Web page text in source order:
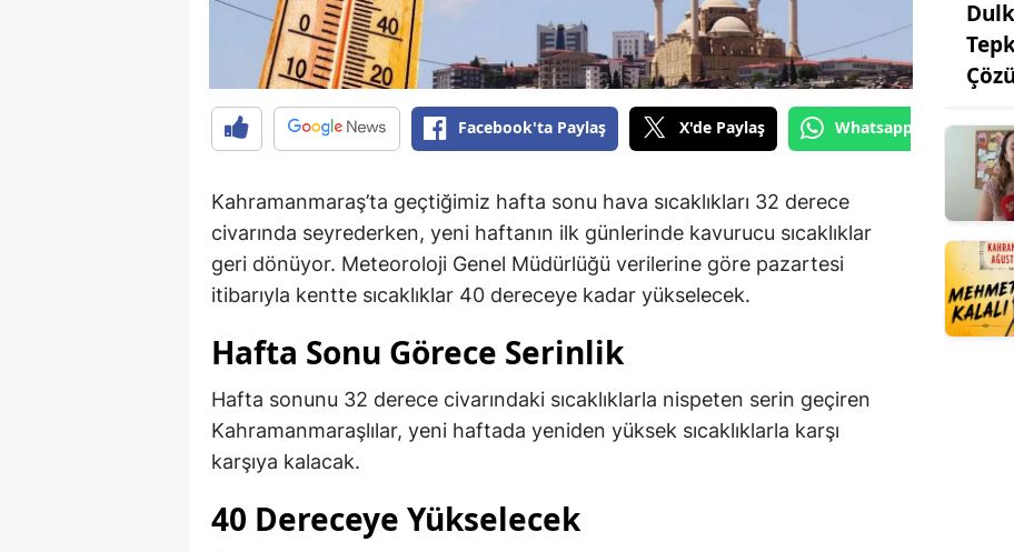
Facebook'ta Paylaş X'de Paylaş Whatsapp'tan Gönder
Kahramanmaraş’ta geçtiğimiz hafta sonu hava sıcaklıkları 32 derece
civarında seyrederken, yeni haftanın ilk günlerinde kavurucu sıcaklıklar
geri dönüyor. Meteoroloji Genel Müdürlüğü verilerine göre pazartesi
itibarıyla kentte sıcaklıklar 40 dereceye kadar yükselecek.
Hafta Sonu Görece Serinlik
Hafta sonunu 32 derece civarındaki sıcaklıklarla nispeten serin geçiren
Kahramanmaraşlılar, yeni haftada yeniden yüksek sıcaklıklarla karşı
karşıya kalacak.
40 Dereceye Yükselecek